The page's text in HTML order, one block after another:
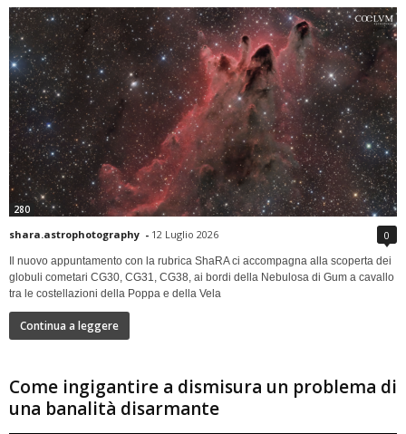
280
shara.astrophotography - 12 Luglio 2026 0
Il nuovo appuntamento con la rubrica ShaRA ci accompagna alla scoperta dei
globuli cometari CG30, CG31, CG38, ai bordi della Nebulosa di Gum a cavallo
tra le costellazioni della Poppa e della Vela
Continua a leggere
Come ingigantire a dismisura un problema di
una banalità disarmante